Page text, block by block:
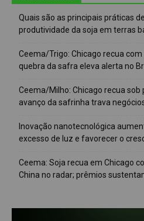
Quais são as principais práticas
produtividade da soja em terras
Ceema/Trigo: Chicago recua
quebra da safra eleva alerta no
Ceema/Milho: Chicago recua sob
avanço da safrinha trava
Inovação nanotecnológica
excesso de luz e favorecer o
Ceema: Soja recua em Chicago
China no radar; prêmios